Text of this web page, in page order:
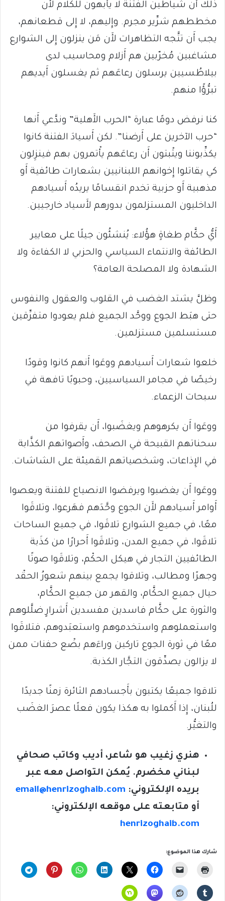
ذلك أَن شياطين الفتنة لا يأْبهون للكلام لأَن
مخططهم شرِّير مجرم. وإِليهم، لا إِلى قطعانهم،
يجب أَن تتَّجه التظاهرات لأَن مَن ينزلون إِلى الشوارع
مشاغبين مُخرّبين هم أَزلام ومحاسيب لدى
بيلاطُسيين يرسلون رعاعَهم ثم يغسلون أَيديهم
تبرُّؤًا منهم.
كنا نرفض دومًا عبارة “الحرب الأَهلية” وندَّعي أَنها
“حرب الآخرين على أَرضنا”. لكن أَسيادَ الفتنة كانوا
يكذِّبوننا ويثْبتون أَن رعاعَهم يأْتمرون بهم فينزِلون
كي يقاتلوا إِخوانهم اللبنانيين بشعارات طائفية أَو
مذهبية أَو حزبية تخدم انقسامًا يريدُه أَسيادهم
الداخليون المستزلمون بدورهم لأَسياد خارجيين.
أَيُّ حكَّام طغاةٍ هؤُلاء: يُنشئُون جيلًا على معايير
الطائفة والانتماء السياسي والحزبي لا الكفاءة ولا
الشهادة ولا المصلحة العامة؟
وظلَّ يشتد الغضب في القلوب والعقول والنفوس
حتى هبَط الجوع ووحَّد الجميع فلم يعودوا متفرِّقين
مستسلمين مستزلمين.
خلعوا شعارات أَسيادهم ووعَوا أَنهم كانوا وقودًا
رخيصًا في مجامر السياسيين، وحبوبًا تافهة في
سبحات الزعماء.
ووعَوا أَن يكرهوهم ويغضَبوا، أَن يقرفوا من
سحناتهم القبيحة في الصحف، وأَصواتهم الكذَّابة
في الإِذاعات، وشخصياتهم القميئة على الشاشات.
ووعَوا أَن يغضبوا ويرفضوا الانصياع للفتنة ويعصوا
أَوامر أَسيادهم لأَن الجوع وحَّدَهم فهَرعوا، وتلاقَوا
معًا، في جميع الشوارع تلاقَوا، في جميع الساحات
تلاقَوا، في جميع المدن، وتلاقَوا أَحرارًا من كذَبة
الطائفيين التجار في هيكل الحكْم، وتلاقَوا صوتًا
وجهرًا ومطالب، وتلاقوا يجمع بينهم شعورُ الحقْد
حيال جميع الحكَّام، والقهر من جميع الحكَّام،
والثورة على حكَّام فاسدين مفسدين أَشرارٍ ضلَّلوهم
واستعملوهم واستخدموهم واستعبَدوهم، فتلاقَوا
معًا في ثورة الجوع تاركين وراءَهم بضْع حفنات ممن
لا يزالون يصدِّقون التجَّار الكذبة.
تلاقوا جميعًا يكتبون بأَجسادهم الثائرة زمنًا جديدًا
للُبنان، إِذا أَكملوا به هكذا يكون فعلًا عصرَ الغضَب
والتغيُّر.
هنري زغيب هو شاعر، أديب وكاتب صحافي
لبناني مخضرم. يُمكن التواصل معه عبر
بريده الإلكتروني: email@henrizoghaib.com
أو متابعته على موقعه الإلكتروني:
henrizoghaib.com
شارك هذا الموضوع: